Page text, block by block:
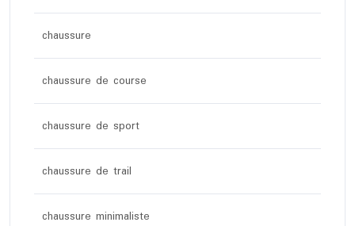
chaussure
chaussure de course
chaussure de sport
chaussure de trail
chaussure minimaliste